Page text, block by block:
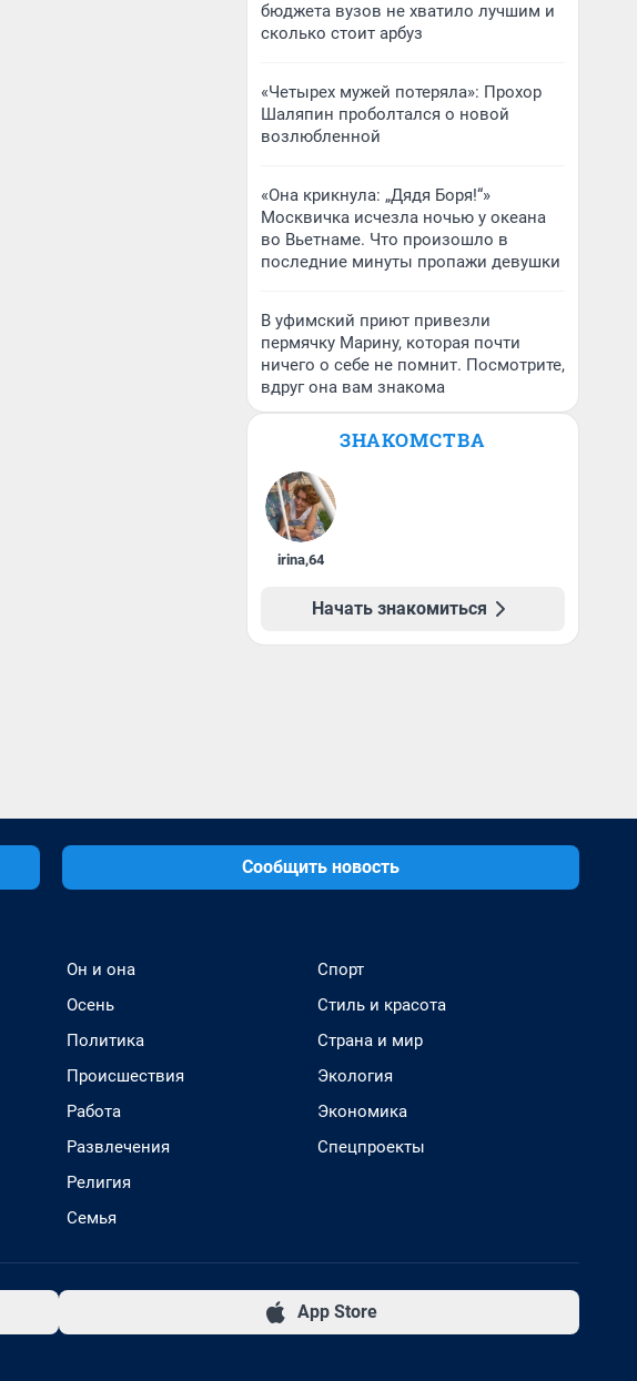
бюджета вузов не хватило лучшим и
сколько стоит арбуз
«Четырех мужей потеряла»: Прохор
Шаляпин проболтался о новой
возлюбленной
«Она крикнула: „Дядя Боря!“»
Москвичка исчезла ночью у океана
во Вьетнаме. Что произошло в
последние минуты пропажи девушки
В уфимский приют привезли
пермячку Марину, которая почти
ничего о себе не помнит. Посмотрите,
вдруг она вам знакома
ЗНАКОМСТВА
irina,64
Начать знакомиться
Сообщить новость
Он и она
Осень
Политика
Происшествия
Работа
Развлечения
Религия
Семья
Спорт
Стиль и красота
Страна и мир
Экология
Экономика
Спецпроекты
App Store